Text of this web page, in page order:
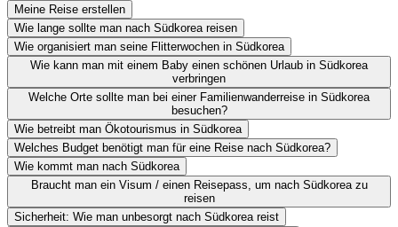
Meine Reise erstellen
Wie lange sollte man nach Südkorea reisen
Wie organisiert man seine Flitterwochen in Südkorea
Wie kann man mit einem Baby einen schönen Urlaub in Südkorea
verbringen
Welche Orte sollte man bei einer Familienwanderreise in Südkorea
besuchen?
Wie betreibt man Ökotourismus in Südkorea
Welches Budget benötigt man für eine Reise nach Südkorea?
Wie kommt man nach Südkorea
Braucht man ein Visum / einen Reisepass, um nach Südkorea zu
reisen
Sicherheit: Wie man unbesorgt nach Südkorea reist